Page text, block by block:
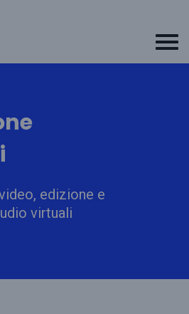
edizione e
virtuali